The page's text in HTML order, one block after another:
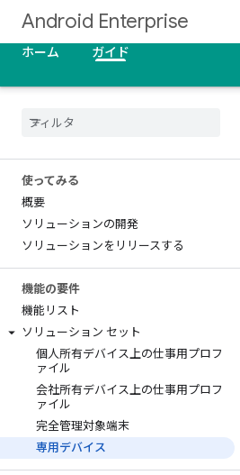
Android Enterprise
ホーム
ガイド
使ってみる
概要
ソリューションの開発
ソリューションをリリースする
機能の要件
機能リスト
ソリューション セット
個人所有デバイス上の仕事用プロフ
ァイル
会社所有デバイス上の仕事用プロフ
ァイル
完全管理対象端末
専用デバイス